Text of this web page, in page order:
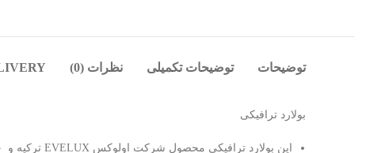
توضیحات توضیحات تکمیلی نظرات (0)
بولارد ترافیکی
این بولارد ترافیکی محصول شرکت اولوکس EVELUX ترکیه و جنس آن از PPC-PVC ( پلی کربنات ) می باشد.